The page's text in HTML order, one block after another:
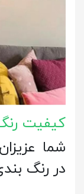
کیفیت
شما
در رنگ